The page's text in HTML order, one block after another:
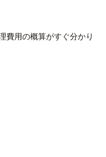
費用の概算がすぐ分かり